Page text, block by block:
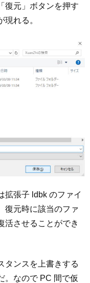
復元」ボタンを押す
れる。
拡張子 ldbk のファイ
復元時に該当のファ
活させることができ
タンスを上書きする
。なので PC 間で仮